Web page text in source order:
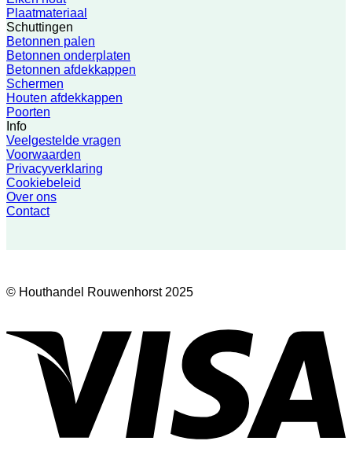
Plaatmateriaal
Schuttingen
Betonnen palen
Betonnen onderplaten
Betonnen afdekkappen
Schermen
Houten afdekkappen
Poorten
Info
Veelgestelde vragen
Voorwaarden
Privacyverklaring
Cookiebeleid
Over ons
Contact
© Houthandel Rouwenhorst 2025